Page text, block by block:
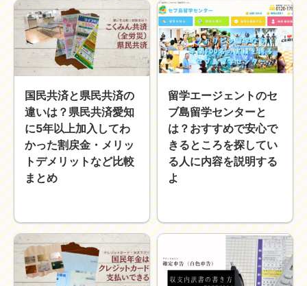
近畿
九州
世界一周ブログ
アフリカ
アジア
ヨーロッパ
中東
北・中南米
東南アジア
世界一周の準備
Web・ガジェット
スマホ・タブレット
PC・インターネット
ポケモンGO
国民共済と県民共済の
違いは？県民共済愛知
に5年以上加入してわ
かった割戻金・メリッ
トデメリットなど比較
まとめ
留学エージェントのセ
ブ島留学センターと
は？おすすめで安心で
きるところを探してい
る人に内容を説明する
よ